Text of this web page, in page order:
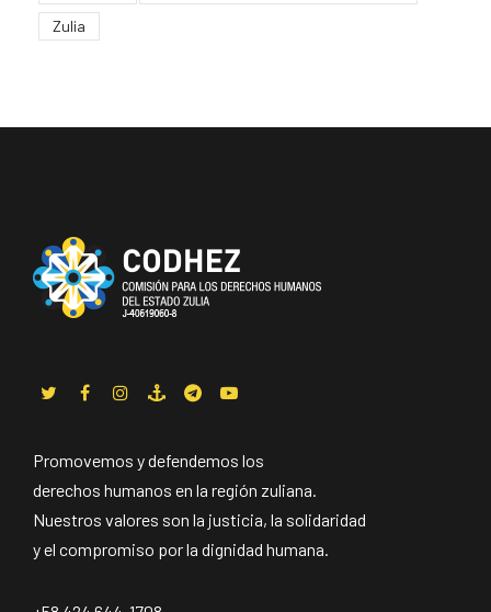
Zulia
Promovemos y defendemos los
derechos humanos en la región zuliana.
Nuestros valores son la justicia, la solidaridad
y el compromiso por la dignidad humana.